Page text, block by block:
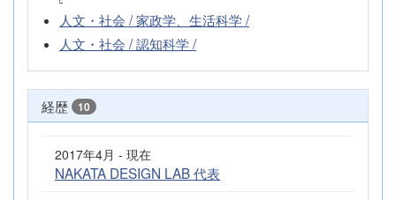
人文・社会 / 家政学、生活科学 /
人文・社会 / 認知科学 /
経歴 10
2017年4月 - 現在
NAKATA DESIGN LAB 代表